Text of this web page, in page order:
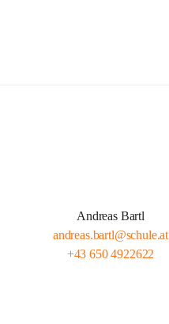
Andreas Bartl
andreas.bartl@schule.at
+43 650 4922622